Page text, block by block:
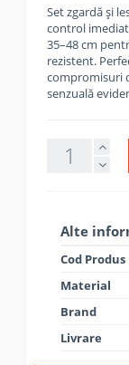
Set zgardă și
control
35–48 cm
rezistent.
compromisuri
senzuală
Alte
Cod Produs
Material
Brand
Livrare